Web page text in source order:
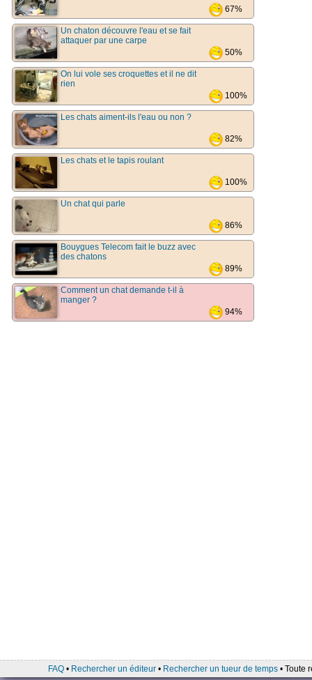
67%
Un chaton découvre l'eau et se fait
attaquer par une carpe
50%
On lui vole ses croquettes et il ne dit
rien
100%
Les chats aiment-ils l'eau ou non ?
82%
Les chats et le tapis roulant
100%
Un chat qui parle
86%
Bouygues Telecom fait le buzz avec
des chatons
89%
Comment un chat demande t-il à
manger ?
94%
FAQ• Rechercher un éditeur• Rechercher un tueur de temps• Toute